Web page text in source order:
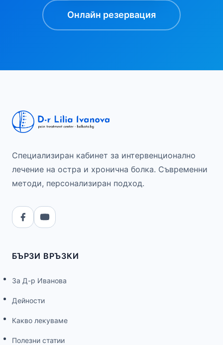
Онлайн резервация
Специализиран кабинет за интервенционално
лечение на остра и хронична болка. Съвременни
методи, персонализиран подход.
БЪРЗИ ВРЪЗКИ
За Д-р Иванова
Дейности
Какво лекуваме
Полезни статии